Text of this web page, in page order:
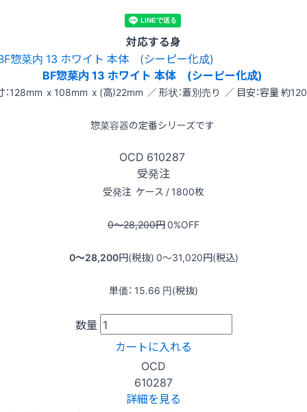
対応する身
BF惣菜内 13 ホワイト 本体 (シーピー化成)
：128mm x 108mm x (高)22mm ／ 形状：蓋別売り ／ 目安：容量 約
惣菜容器の定番シリーズです
OCD 610287
受発注
受発注 ケース / 1800枚
0〜28,200円0%OFF
0〜28,200円(税抜) 0〜31,020円(税込)
単価： 15.66 円(税抜)
数量
カートに入れる
OCD
610287
詳細を見る